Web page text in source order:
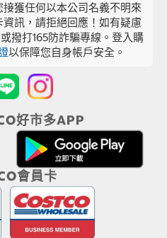
接獲任何以本公司名義不明來
訊，請拒絕回應！如有疑慮
或撥打165防詐騙專線。登入購
以保障您自身帳戶安全。
好市多APP
會員卡